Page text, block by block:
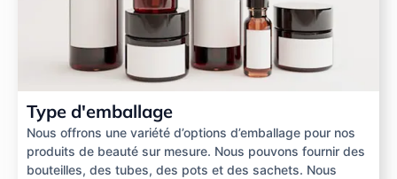
Type d'emballage
Nous offrons une variété d’options d’emballage pour nos
produits de beauté sur mesure. Nous pouvons fournir des
bouteilles, des tubes, des pots et des sachets. Nous